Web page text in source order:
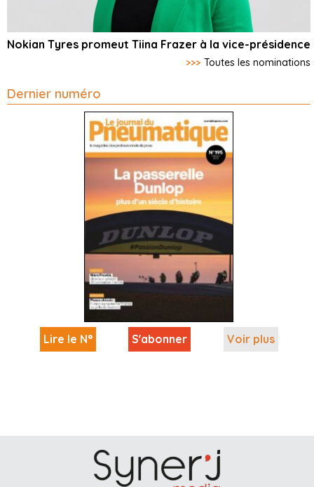
Nokian Tyres promeut Tiina Frazer à la vice-présidence
>>> Toutes les nominations
Dernier numéro
Lire le N° S'abonner Voir plus